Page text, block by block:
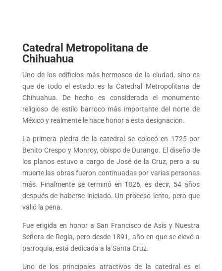
Catedral Metropolitana de
Chihuahua
Uno de los edificios más hermosos de la ciudad, sino es
que de todo el estado es la Catedral Metropolitana de
Chihuahua. De hecho es considerada el monumento
religioso de estilo barroco más importante del norte de
México y realmente le hace honor a esta designación.
La primera piedra de la catedral se colocó en 1725 por
Benito Crespo y Monroy, obispo de Durango. El diseño de
los planos estuvo a cargo de José de la Cruz, pero a su
muerte las obras fueron continuadas por varias personas
más. Finalmente se terminó en 1826, es decir, 54 años
después de haberse iniciado. Un proceso lento, pero que
valió la pena.
Fue erigida en honor a San Francisco de Asís y Nuestra
Señora de Regla, pero desde 1891, año en que se elevó a
parroquia, está dedicada a la Santa Cruz.
Uno de los principales atractivos de la catedral es el